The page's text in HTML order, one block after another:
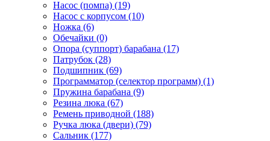
Насос (помпа) (19)
Насос c корпусом (10)
Ножка (6)
Обечайки (0)
Опора (суппорт) барабана (17)
Патрубок (28)
Подшипник (69)
Программатор (селектор программ) (1)
Пружина барабана (9)
Резина люка (67)
Ремень приводной (188)
Ручка люка (двери) (79)
Сальник (177)